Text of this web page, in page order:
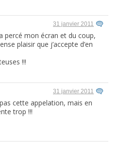
31 janvier 2011
percé mon écran et du coup,
plaisir que j’accepte d’en
!!!
31 janvier 2011
cette appelation, mais en
trop !!!